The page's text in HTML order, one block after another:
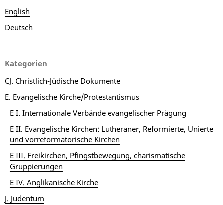
English
Deutsch
Kategorien
CJ. Christlich-Jüdische Dokumente
E. Evangelische Kirche/Protestantismus
E I. Internationale Verbände evangelischer Prägung
E II. Evangelische Kirchen: Lutheraner, Reformierte, Unierte
und vorreformatorische Kirchen
E III. Freikirchen, Pfingstbewegung, charismatische
Gruppierungen
E IV. Anglikanische Kirche
J. Judentum